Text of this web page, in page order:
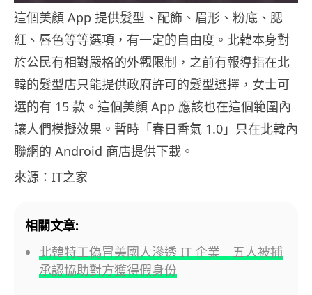
這個美顏 App 提供髮型、配飾、眉形、粉底、腮
紅、唇色等等選項，有一定的自由度。北韓本身對
於公民有相對嚴格的外觀限制，之前有報導指在北
韓的髮型店只能提供政府許可的髮型選擇，女士可
選的有 15 款。這個美顏 App 應該也在這個範圍內
讓人們模擬效果。暫時「春日香氣 1.0」只在北韓內
聯網的 Android 商店提供下載。
來源：IT之家
相關文章:
北韓特工偽冒美國人滲透 IT 企業 五人被捕
承認協助對方獲得假身份